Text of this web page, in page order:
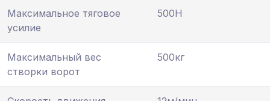
Максимальное тяговое
усилие
500Н
Максимальный вес
створки ворот
500кг